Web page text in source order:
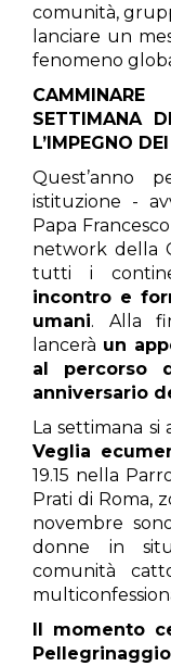
comunità,
lanciare un
fenomeno
SETTIMANA
L’IMPEGNO
Quest’anno
istituzione -
Papa Francesco
network della
tutti i
incontro e
umani. Alla
lancerà un
al percorso
anniversario
La settimana si
Veglia
19.15 nella
Prati di Roma,
novembre
donne in
comunità
Il momento